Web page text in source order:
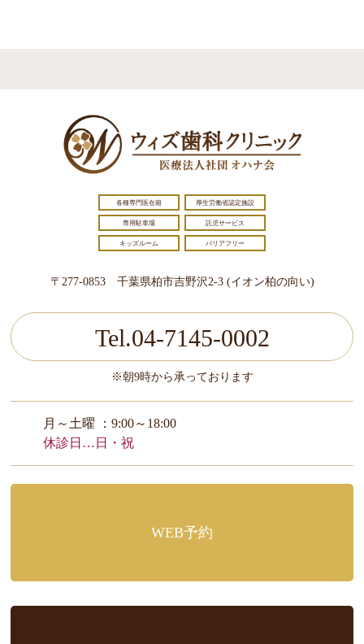
各種専門医在籍 厚生労働省認定施設
専用駐車場 託児サービス
キッズルーム バリアフリー
〒277-0853 千葉県柏市吉野沢2-3 (イオン柏の向い)
Tel.04-7145-0002
※朝9時から承っております
月～土曜 ：9:00～18:00
休診日…日・祝
WEB予約